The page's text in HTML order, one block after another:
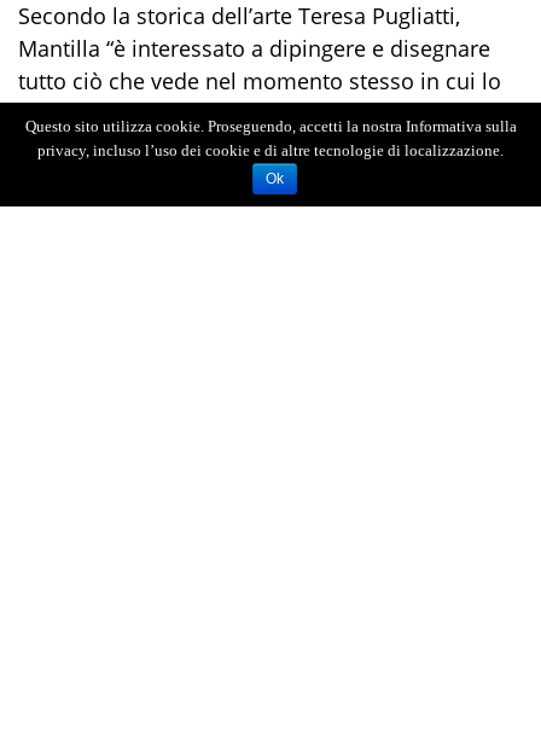
Secondo la storica dell’arte Teresa Pugliatti,
Mantilla “è interessato a dipingere e disegnare
tutto ciò che vede nel momento stesso in cui lo
vede”. Il suo stile è stato paragonato a quello di
Carlo Carrà, mentre i suoi ritratti parlano “una
lingua dolorosa, inquieta, carica di umanità e di
poesia”(tratto dalla scheda omonima de Le
Questo sito utilizza cookie. Proseguendo, accetti la nostra Informativa sulla
privacy, incluso l’uso dei cookie e di altre tecnologie di localizzazione.
Ok